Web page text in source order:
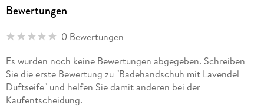
Bewertungen
0 Bewertungen
Es wurden noch keine Bewertungen abgegeben. Schreiben
Sie die erste Bewertung zu "Badehandschuh mit Lavendel
Duftseife" und helfen Sie damit anderen bei der
Kaufentscheidung.